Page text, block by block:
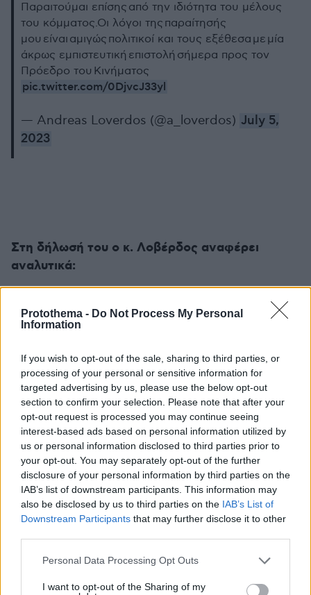
Protothema - Do Not Process My Personal
Information
If you wish to opt-out of the sale, sharing to third parties, or
processing of your personal or sensitive information for
targeted advertising by us, please use the below opt-out
section to confirm your selection. Please note that after your
opt-out request is processed you may continue seeing
interest-based ads based on personal information utilized by
us or personal information disclosed to third parties prior to
your opt-out. You may separately opt-out of the further
disclosure of your personal information by third parties on the
IAB’s list of downstream participants. This information may
also be disclosed by us to third parties on the IAB’s List of
Downstream Participants that may further disclose it to other
Please note that this website/app uses one or more Google
not limited to your visit or usage behaviour. You may click to
Personal Data Processing Opt Outs
I want to opt-out of the Sharing of my
Παραιτούμαι επίσης από την ιδιότητα του μέλους
του κόμματος.Οι λόγοι της παραίτησής
μου είναι αμιγώς πολιτικοί και τους εξέθεσα με μία
άκρως εμπιστευτική επιστολή σήμερα προς τον
Πρόεδρο του Κινήματος
pic.twitter.com/0DjvcJ33yl
— Andreas Loverdos (@a_loverdos) July 5,
2023
Στη δήλωσή του ο κ. Λοβέρδος αναφέρει
αναλυτικά:
ανεξαιρέτως τα όργανα τουΠΑΣΟΚ-ΚΙΝΑΛ
την ιδιότητα του μέλους του κόμματος. Οι λόγοι
της παραίτησής μου είναι αμιγώς πολιτικοί και
τους εξέθεσα με μία άκρως εμπιστευτική
επιστολή σήμερα προς τον Πρόεδρο του
Κινήματος. Εύχομαι στον Πρόεδρο, τα στελέχη
και τα χιλιάδες μέλη του ΠΑΣΟΚ-ΚΙΝΑΛ καλή
επιτυχία στον αγώνα και τις προσπάθειές τους.
ΥΓ: Για τα μέλη, τα στελέχη και τους
ψηφοφόρους του ΠΑΣΟΚ που με αγάπησαν και
αγάπησα: η απόφασή μου αυτή είναι για καλό
και πάνω απ΄όλα είναι πεντακάθαρη».
Ειδήσεις σήμερα: